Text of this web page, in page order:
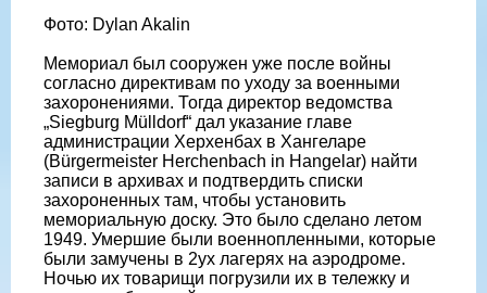
Фото: Dylan Akalin
Мемориал был сооружен уже после войны
согласно директивам по уходу за военными
захоронениями. Тогда директор ведомства
„Siegburg Mülldorf“ дал указание главе
администрации Херхенбах в Хангеларе
(Bürgermeister Herchenbach in Hangelar) найти
записи в архивах и подтвердить списки
захороненных там, чтобы установить
мемориальную доску. Это было сделано летом
1949. Умершие были военнопленными, которые
были замучены в 2ух лагерях на аэродроме.
Ночью их товарищи погрузили их в тележку и